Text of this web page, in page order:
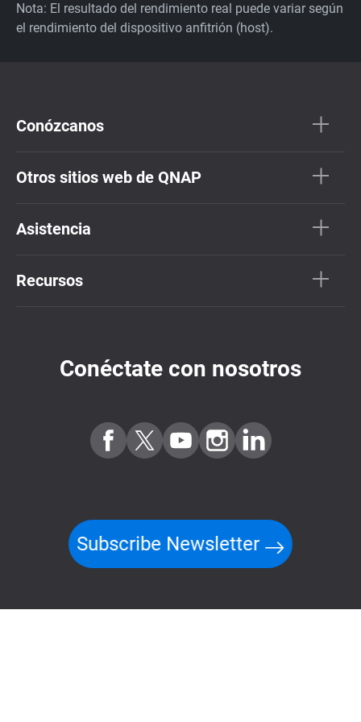
Nota: El resultado del rendimiento real puede variar según
el rendimiento del dispositivo anfitrión (host).
Conózcanos
Otros sitios web de QNAP
Asistencia
Recursos
Conéctate con nosotros
Subscribe Newsletter